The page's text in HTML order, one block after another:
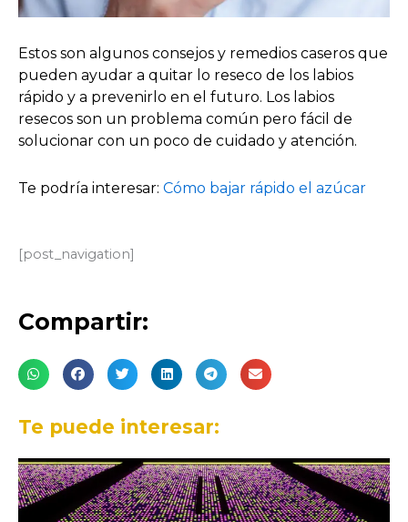
Estos son algunos consejos y remedios caseros que
pueden ayudar a quitar lo reseco de los labios
rápido y a prevenirlo en el futuro. Los labios
resecos son un problema común pero fácil de
solucionar con un poco de cuidado y atención.
Te podría interesar: Cómo bajar rápido el azúcar
[post_navigation]
Compartir:
Te puede interesar: